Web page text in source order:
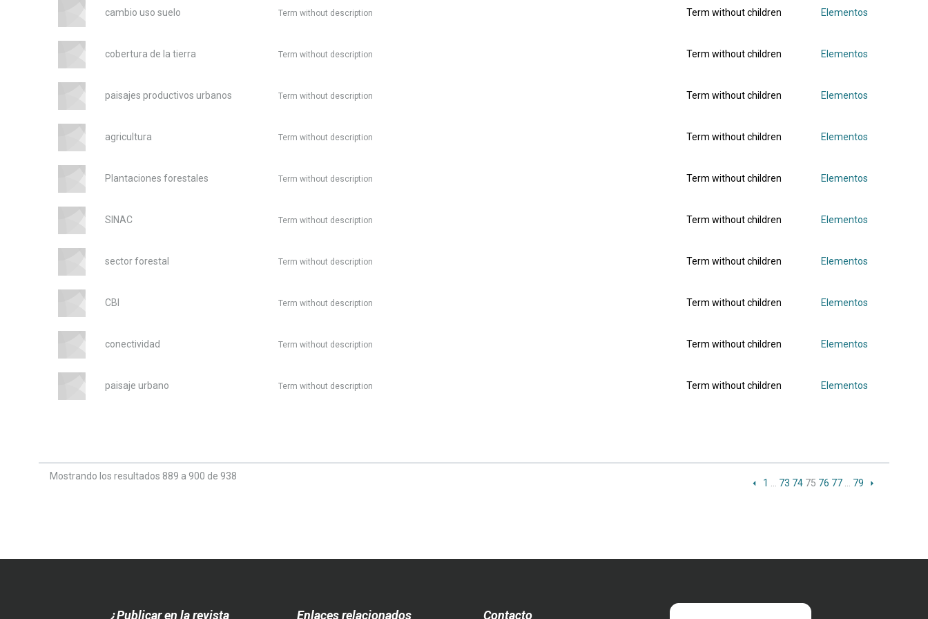
cambio uso suelo Term without description Term without children Elementos
cobertura de la tierra Term without description Term without children Elementos
paisajes productivos urbanos Term without description Term without children Elementos
agricultura Term without description Term without children Elementos
Plantaciones forestales Term without description Term without children Elementos
SINAC Term without description Term without children Elementos
sector forestal Term without description Term without children Elementos
CBI Term without description Term without children Elementos
conectividad Term without description Term without children Elementos
paisaje urbano Term without description Term without children Elementos
Mostrando los resultados 889 a 900 de 938
1 73 74 75 76 77 79
¿Publicar en la revista Enlaces relacionados Contacto